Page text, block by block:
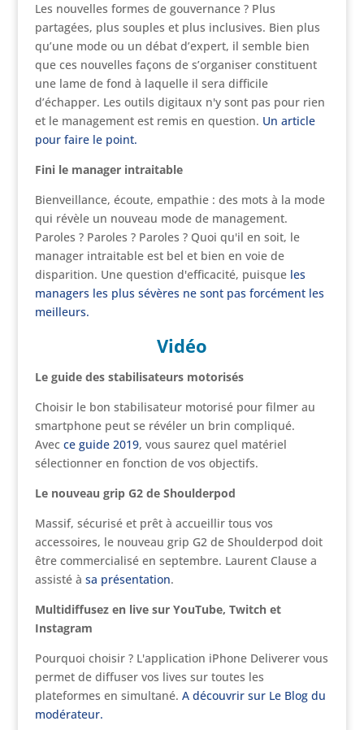
Les nouvelles formes de gouvernance ? Plus
partagées, plus souples et plus inclusives. Bien plus
qu’une mode ou un débat d’expert, il semble bien
que ces nouvelles façons de s’organiser constituent
une lame de fond à laquelle il sera difficile
d’échapper. Les outils digitaux n'y sont pas pour rien
et le management est remis en question. Un article
pour faire le point.
Fini le manager intraitable
Bienveillance, écoute, empathie : des mots à la mode
qui révèle un nouveau mode de management.
Paroles ? Paroles ? Paroles ? Quoi qu'il en soit, le
manager intraitable est bel et bien en voie de
disparition. Une question d'efficacité, puisque les
managers les plus sévères ne sont pas forcément les
meilleurs.
Vidéo
Le guide des stabilisateurs motorisés
Choisir le bon stabilisateur motorisé pour filmer au
smartphone peut se révéler un brin compliqué.
Avec ce guide 2019, vous saurez quel matériel
sélectionner en fonction de vos objectifs.
Le nouveau grip G2 de Shoulderpod
Massif, sécurisé et prêt à accueillir tous vos
accessoires, le nouveau grip G2 de Shoulderpod doit
être commercialisé en septembre. Laurent Clause a
assisté à sa présentation.
Multidiffusez en live sur YouTube, Twitch et
Instagram
Pourquoi choisir ? L'application iPhone Deliverer vous
permet de diffuser vos lives sur toutes les
plateformes en simultané. A découvrir sur Le Blog du
modérateur.